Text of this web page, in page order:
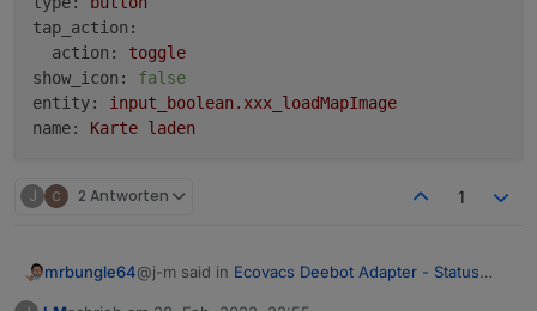
tap_action:
action:
toggle
show_icon:
false
entity:
input_boolean.xxx_loadMapImage
name:
Karte laden
J 2 Antworten 1
mrbungle64@j-m said in Ecovacs Deebot Adapter - Status